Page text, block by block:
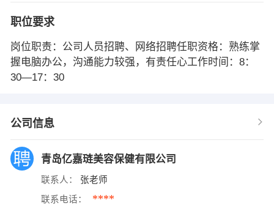
职位要求
岗位职责：公司人员招聘、网络招聘任职资格：熟练掌
握电脑办公，沟通能力较强，有责任心工作时间：8：
30—17：30
公司信息
青岛亿嘉琏美容保健有限公司
联系人： 张老师
联系电话： ****